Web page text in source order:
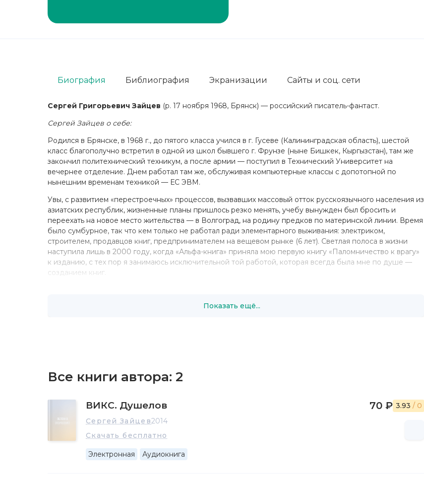
Сергей Григорьевич Зайцев (р. 17 ноября 1968, Брянск) — российский писатель-фантаст.
Сергей Зайцев о себе:
Родился в Брянске, в 1968 г., до пятого класса учился в г. Гусеве (Калининградская область), шестой
класс благополучно встретил в одной из школ бывшего г. Фрунзе (ныне Бишкек, Кыргызстан), там же
закончил политехнический техникум, а после армии — поступил в Технический Университет на
вечернее отделение. Днем работал там же, обслуживая компьютерные классы с допотопной по
нынешним временам техникой — ЕС ЭВМ.
Увы, с развитием «перестроечных» процессов, вызвавших массовый отток русскоязычного населения из
азиатских республик, жизненные планы пришлось резко менять, учебу вынужден был бросить и
переехать на новое место жительства — в Волгоград, на родину предков по материнской линии. Время
было сумбурное, так что кем только не работал ради элементарного выживания: электриком,
строителем, продавцов книг, предпринимателем на вещевом рынке (6 лет). Светлая полоса в жизни
наступила лишь в 2000 году, когда «Альфа-книга» приняла мою первую книгу «Паломничество к врагу»
к изданию, с тех пор я занимаюсь исключительной той работой, которая всегда была мне по душе —
созданием книг.
стараюсь относиться объективно к любому из своих персонажей, ведь в первую очередь любая
каком мире они существуют — в фэнтезийном, или в мире, напичканном боевыми роботами — это дело
десятое, всего лишь колоритный антураж, выгодно оживляющий повествование.
Показать ещё...
Биография Библиография Экранизации Сайты и соц. сети
Все книги автора: 2
ВИКС. Душелов
Сергей Зайцев2014
Скачать бесплатно
Электронная Аудиокнига
70 ₽ 3.93 / 0